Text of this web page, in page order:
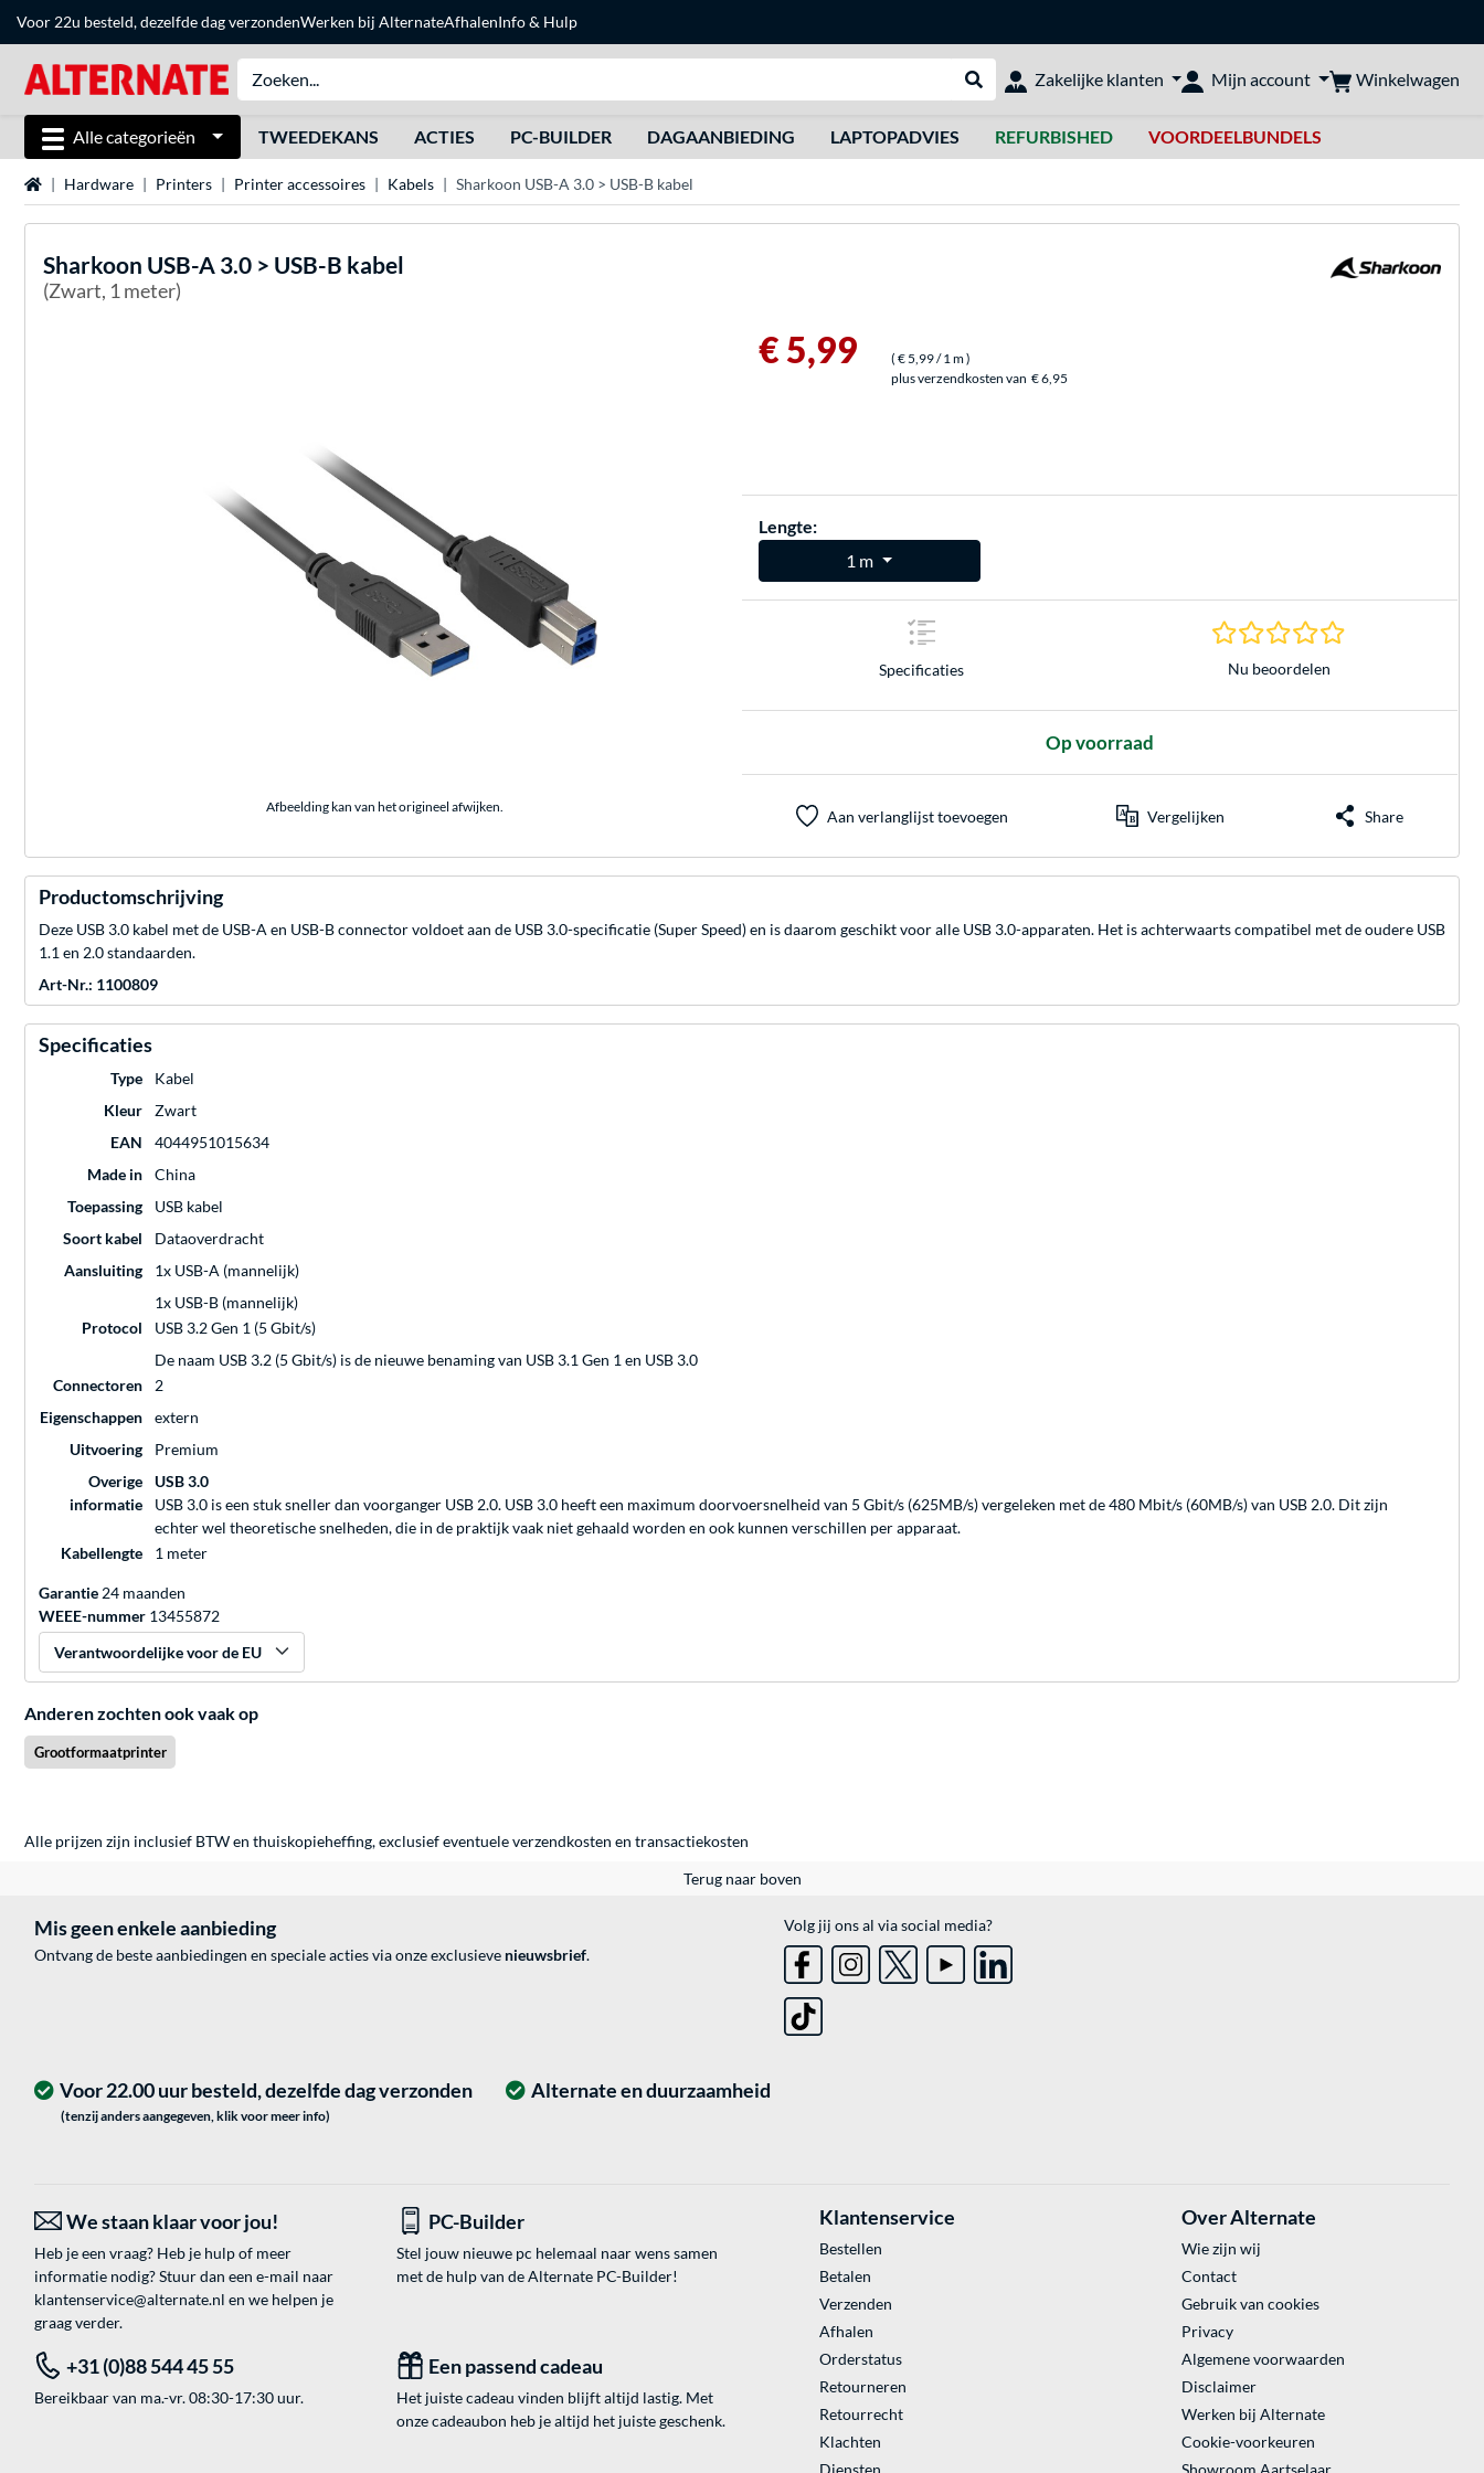
Voor 22u besteld, dezelfde dag verzondenWerken bij AlternateAfhalenInfo & Hulp
Webshop doorzoeken
Zakelijke klanten Mijn account Winkelwagen
Alle categorieën TWEEDEKANS ACTIES PC-BUILDER DAGAANBIEDING LAPTOPADVIES REFURBISHED VOORDEELBUNDELS
Home Hardware Printers Printer accessoires Kabels Sharkoon USB-A 3.0 > USB-B kabel
Sharkoon USB-A 3.0 > USB-B kabel
(Zwart, 1 meter)
Afbeelding kan van het origineel afwijken.
€ 5,99 ( € 5,99/ 1 m)
plus verzendkosten van € 6,95
Lengte:
1 m
Specificaties
0.0 sterren
Nu beoordelen
Op voorraad
Aan verlanglijst toevoegen Vergelijken Share
Productomschrijving
Deze USB 3.0 kabel met de USB-A en USB-B connector voldoet aan de USB 3.0-specificatie (Super Speed) en is daarom geschikt voor alle USB 3.0-apparaten. Het is achterwaarts compatibel met de oudere USB
1.1 en 2.0 standaarden.
Art-Nr.: 1100809
Specificaties
Type
Kabel
Kleur
Zwart
EAN
4044951015634
Made in
China
Toepassing
USB kabel
Soort kabel
Dataoverdracht
Aansluiting
1x USB-A (mannelijk)
1x USB-B (mannelijk)
Protocol
USB 3.2 Gen 1 (5 Gbit/s)
De naam USB 3.2 (5 Gbit/s) is de nieuwe benaming van USB 3.1 Gen 1 en USB 3.0
Connectoren
2
Eigenschappen
extern
Uitvoering
Premium
Overige
informatie
USB 3.0
USB 3.0 is een stuk sneller dan voorganger USB 2.0. USB 3.0 heeft een maximum doorvoersnelheid van 5 Gbit/s (625MB/s) vergeleken met de 480 Mbit/s (60MB/s) van USB 2.0. Dit zijn
echter wel theoretische snelheden, die in de praktijk vaak niet gehaald worden en ook kunnen verschillen per apparaat.
Kabellengte
1 meter
Garantie 24 maanden
WEEE-nummer 13455872
Verantwoordelijke voor de EU
Anderen zochten ook vaak op
Grootformaatprinter
Alle prijzen zijn inclusief BTW en thuiskopieheffing, exclusief eventueleverzendkosten en transactiekosten
Terug naar boven
Mis geen enkele aanbieding
Ontvang de beste aanbiedingen en speciale acties via onze exclusieve nieuwsbrief.
Volg jij ons al via social media?
Alternate en duurzaamheid
Voor 22.00 uur besteld, dezelfde dag verzonden
(tenzij anders aangegeven, klik voor meer info)
We staan klaar voor jou!
Heb je een vraag? Heb je hulp of meer
informatie nodig? Stuur dan een e-mail naar
klantenservice@alternate.nl en we helpen je
graag verder.
PC-Builder
Stel jouw nieuwe pc helemaal naar wens samen
met de hulp van de Alternate PC-Builder!
+31 (0)88 544 45 55
Bereikbaar van ma.-vr. 08:30-17:30 uur.
Een passend cadeau
Het juiste cadeau vinden blijft altijd lastig. Met
onze cadeaubon heb je altijd het juiste geschenk.
Klantenservice
Bestellen
Betalen
Verzenden
Afhalen
Orderstatus
Retourneren
Retourrecht
Klachten
Diensten
Over Alternate
Wie zijn wij
Contact
Gebruik van cookies
Privacy
Algemene voorwaarden
Disclaimer
Werken bij Alternate
Cookie-voorkeuren
Showroom Aartselaar